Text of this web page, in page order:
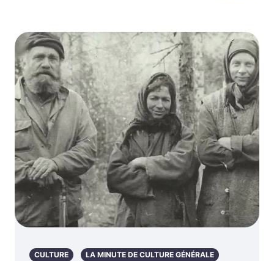
CULTURE LA MINUTE DE CULTURE GÉNÉRALE